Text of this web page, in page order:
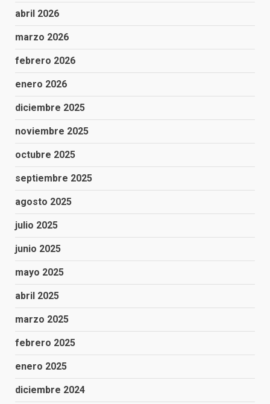
abril 2026
marzo 2026
febrero 2026
enero 2026
diciembre 2025
noviembre 2025
octubre 2025
septiembre 2025
agosto 2025
julio 2025
junio 2025
mayo 2025
abril 2025
marzo 2025
febrero 2025
enero 2025
diciembre 2024